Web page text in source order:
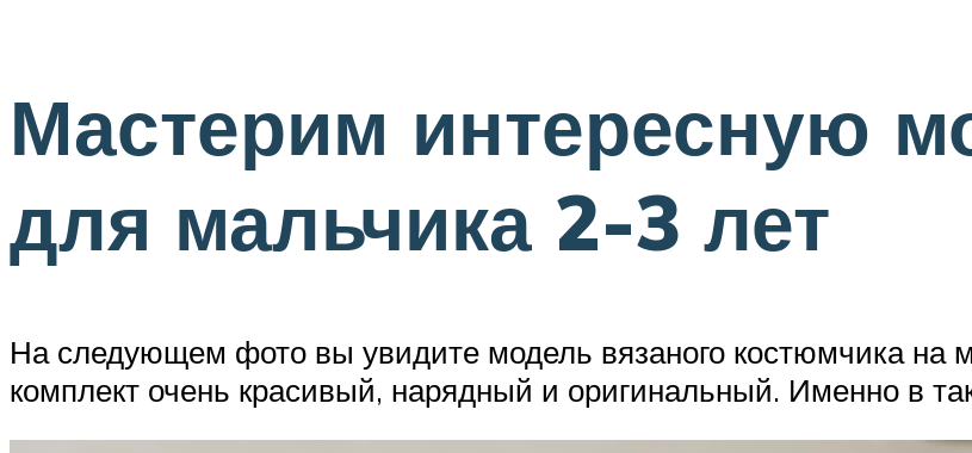
Мастерим интересную
для мальчика 2-3 лет
На следующем фото вы увидите модель вязаного костюмчика на
комплект очень красивый, нарядный и оригинальный. Именно в